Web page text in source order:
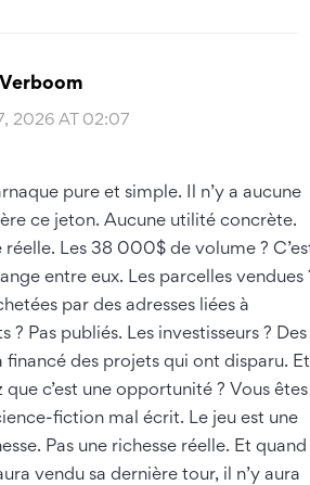
2026 AT 02:07
pure et simple. Il n’y a aucune
ce jeton. Aucune utilité concrète.
Les 38 000$ de volume ?
entre eux. Les parcelles vendues
par des adresses liées à
? Pas publiés. Les investisseurs ? Des
financé des projets qui ont disparu. Et
c’est une opportunité ? Vous êtes
fiction mal écrit. Le jeu est une
Pas une richesse réelle. Et quand
vendu sa dernière tour, il n’y aura